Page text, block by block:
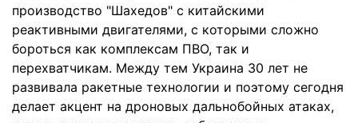
производство "Шахедов" с китайскими
реактивными двигателями, с которыми сложно
бороться как комплексам ПВО, так и
перехватчикам. Между тем Украина 30 лет не
развивала ракетные технологии и поэтому сегодня
делает акцент на дроновых дальнобойных атаках,